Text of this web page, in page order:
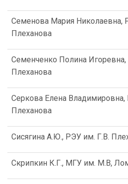
Семенова Мария Николаевна,
Плеханова
Семенченко Полина
Плеханова
Серкова Елена
Плеханова
Сисягина А.Ю., РЭУ им. Г.В.
Скрипкин К.Г., МГУ им. М.В,